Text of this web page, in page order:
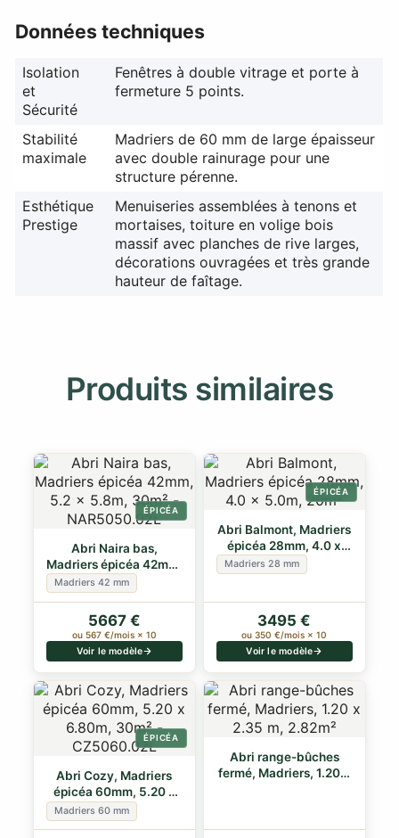
Données techniques
Isolation
et
Sécurité
Fenêtres à double vitrage et porte à
fermeture 5 points.
Stabilité
maximale
Madriers de 60 mm de large épaisseur
avec double rainurage pour une
structure pérenne.
Esthétique
Prestige
Menuiseries assemblées à tenons et
mortaises, toiture en volige bois
massif avec planches de rive larges,
décorations ouvragées et très grande
hauteur de faîtage.
Produits similaires
ÉPICÉA
Abri Naira bas,
Madriers épicéa 42mm,
5.2 x 5.8m, 30m²
Madriers 42 mm
5667 €
ou 567 €/mois × 10
Voir le modèle
ÉPICÉA
Abri Balmont, Madriers
épicéa 28mm, 4.0 x
5.0m, 20m²
Madriers 28 mm
3495 €
ou 350 €/mois × 10
Voir le modèle
ÉPICÉA
Abri Cozy, Madriers
épicéa 60mm, 5.20 x
6.80m, 30m²
Madriers 60 mm
Abri range-bûches
fermé, Madriers, 1.20 x